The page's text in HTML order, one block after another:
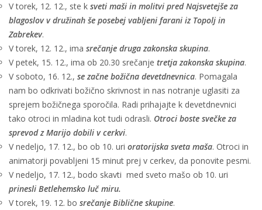
V torek, 12. 12., ste k sveti maši in molitvi pred Najsvetejše za
blagoslov v družinah še posebej vabljeni farani iz Topolj in
Zabrekev.
V torek, 12. 12., ima srečanje druga zakonska skupina.
V petek, 15. 12., ima ob 20.30 srečanje tretja zakonska skupina.
V soboto, 16. 12., se začne božična devetdnevnica. Pomagala
nam bo odkrivati božično skrivnost in nas notranje uglasiti za
sprejem božičnega sporočila. Radi prihajajte k devetdnevnici
tako otroci in mladina kot tudi odrasli. Otroci boste svečke za
sprevod z Marijo dobili v cerkvi.
V nedeljo, 17. 12., bo ob 10. uri oratorijska sveta maša. Otroci in
animatorji povabljeni 15 minut prej v cerkev, da ponovite pesmi.
V nedeljo, 17. 12., bodo skavti med sveto mašo ob 10. uri
prinesli Betlehemsko luč miru.
V torek, 19. 12. bo srečanje Biblične skupine.